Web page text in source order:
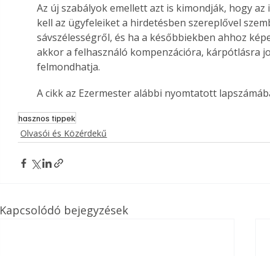
Okoselőfizetés
A Laptapiron elérhetők az
Extra és az Ezermester Old
visszamenőleg is! A Laptapir új,
innovatív, praktikus és egyedi
magazinok digitális olvasására
nyaralás, pihenés alatt is
Együtt jobban
Bővebb információ
párosítással kedvezményes
Az új szabályok emellett azt is kimondják, hogy
kell az ügyfeleiket a hirdetésben szereplővel
sávszélességről, és ha a későbbiekben ahhoz
akkor a felhasználó kompenzációra, kárpótlásra
felmondhatja.
A cikk az Ezermester alábbi nyomtatott
hasznos tippek
Olvasói és Közérdekű
Kapcsolódó bejegyzések